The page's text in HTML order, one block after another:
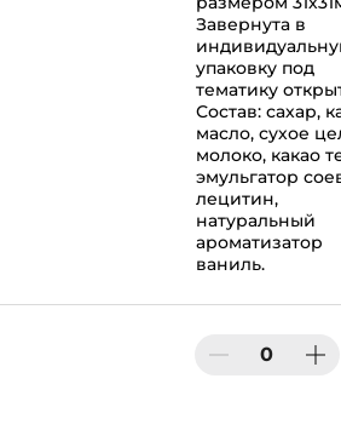
Завернута в
упаковку под
тематику
Состав: сахар,
масло, сухое
молоко, какао
эмульгатор
лецитин,
натуральный
ароматизатор
ваниль.